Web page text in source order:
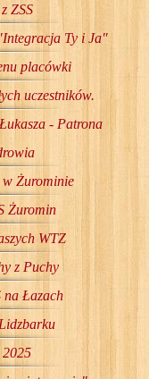
ZSS
Ty i Ja"
placówki
uczestników.
- Patrona
Żurominie
Żuromin
WTZ
z Puchy
Łazach